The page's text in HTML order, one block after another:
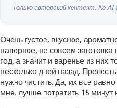
Только авторский контент. No AI
Очень густое, вкусное,
наверное, не совсем
год, а значит и варенье из них
несколько дней назад.
нужно чистить. Да, их все
мне, лучше потратить 15 минут